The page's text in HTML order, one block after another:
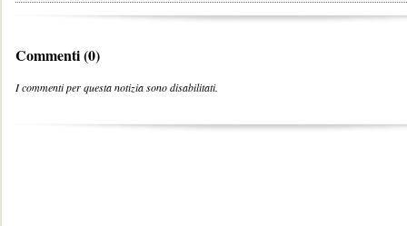
Commenti (0)
I commenti per questa notizia sono disabilitati.